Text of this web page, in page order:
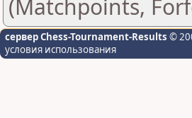
(Matchpoints,
сервер Chess-Tournament-Results ©
условия использования